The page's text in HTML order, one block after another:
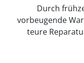
Durch
vorbeugende
teure